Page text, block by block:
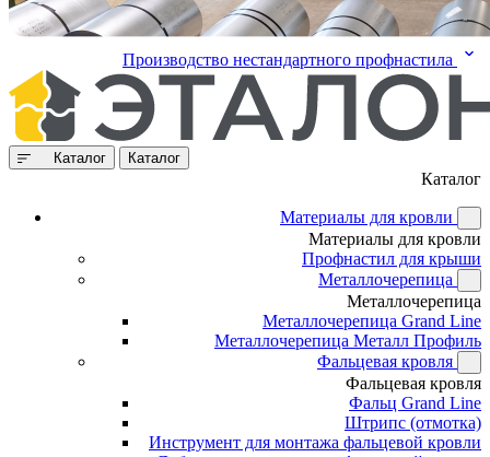
Производство нестандартного профнастила
Каталог Каталог
Каталог
Материалы для кровли
Материалы для кровли
Профнастил для крыши
Металлочерепица
Металлочерепица
Металлочерепица Grand Line
Металлочерепица Металл Профиль
Фальцевая кровля
Фальцевая кровля
Фальц Grand Line
Штрипс (отмотка)
Инструмент для монтажа фальцевой кровли